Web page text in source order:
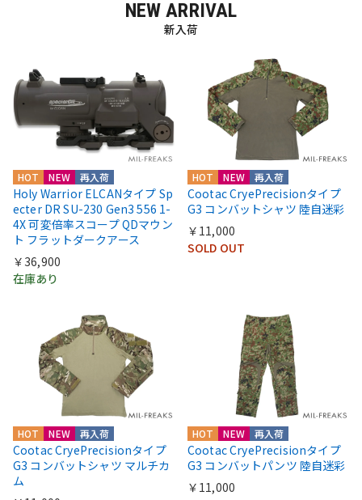
NEW ARRIVAL
新入荷
HOT NEW 再入荷
Holy Warrior ELCANタイプ Sp
ecter DR SU-230 Gen3 556 1-
4X 可変倍率スコープ QDマウン
ト フラットダークアース
￥36,900
在庫あり
HOT NEW 再入荷
Cootac CryePrecisionタイプ
G3 コンバットシャツ 陸自迷彩
￥11,000
SOLD OUT
HOT NEW 再入荷
Cootac CryePrecisionタイプ
G3 コンバットシャツ マルチカ
ム
HOT NEW 再入荷
Cootac CryePrecisionタイプ
G3 コンバットパンツ 陸自迷彩
￥11,000